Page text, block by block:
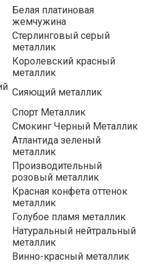
Белая платиновая
жемчужина
Стерлинговый серый
металлик
Королевский красный
металлик
Сияющий металлик
Спорт Металлик
Смокинг Черный Металлик
Атлантида зеленый
металлик
Производительный
розовый металлик
Красная конфета оттенок
металлик
Голубое пламя металлик
Натуральный нейтральный
металлик
Винно-красный металлик